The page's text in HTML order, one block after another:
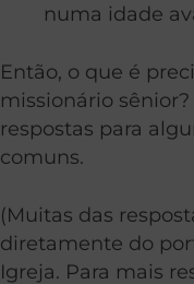
numa idade
Então, o que é
missionário
respostas para
comuns.
(Muitas das
diretamente do
Igreja. Para mais